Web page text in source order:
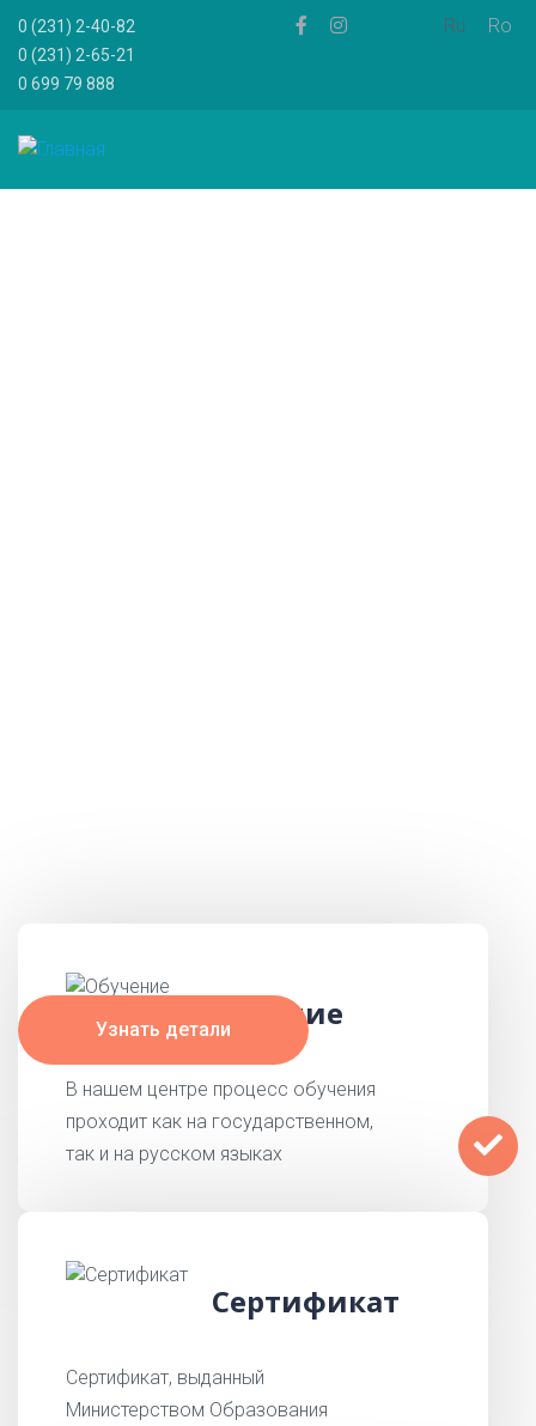
0 (231) 2-40-82
0 (231) 2-65-21
0 699 79 888
Ru Ro
Узнать деталиОбучение
В нашем центре процесс обучения
проходит как на государственном,
так и на русском языках
Сертификат
Сертификат, выданный
Министерством Образования